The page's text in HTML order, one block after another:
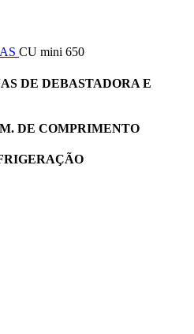
CU mini 650
DE DEBASTADORA E
DE COMPRIMENTO